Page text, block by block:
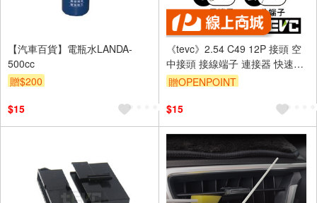
【汽車百貨】電瓶水LANDA-
500cc
贈$200
$15
《tevc》2.54 C49 12P 接頭 空
中接頭 接線端子 連接器 快速公
母端子 電線接頭 SM接頭 小接頭
贈OPENPOINT
$15